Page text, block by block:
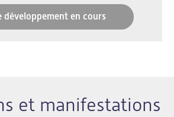
développement en cours
et manifestations